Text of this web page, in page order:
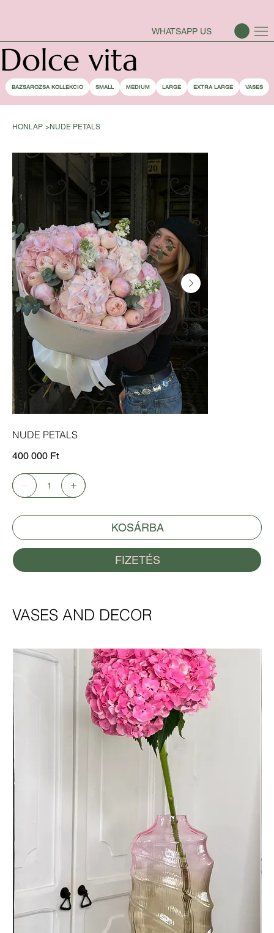
WHATSAPP US
Dolce vita
BAZSAROZSA KOLLEKCIO SMALL MEDIUM LARGE EXTRA LARGE VASES
HONLAP >NUDE PETALS
NUDE PETALS
400 000 Ft
KOSÁRBA
FIZETÉS
VASES AND DECOR